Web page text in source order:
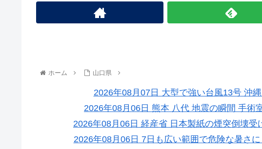
ホーム 山口県
2026年08月07日 大型で強い台風13号 沖
2026年08月06日 熊本 八代 地震の瞬間 手術
2026年08月06日 経産省 日本製紙の煙突倒壊
2026年08月06日 7日も広い範囲で危険な暑さ